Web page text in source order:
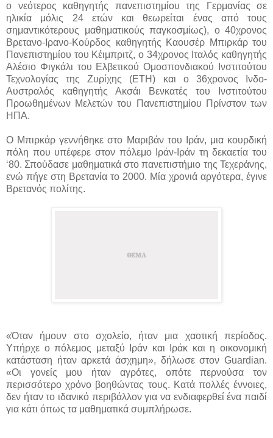
ο νεότερος καθηγητής πανεπιστημίου της Γερμανίας σε
ηλικία μόλις 24 ετών και θεωρείται ένας από τους
σημαντικότερους μαθηματικούς παγκοσμίως), ο 40χρονος
Βρετανο-Ιρανο-Κούρδος καθηγητής Καουσέρ Μπιρκάρ του
Πανεπιστημίου του Κέιμπριτζ, ο 34χρονος Ιταλός καθηγητής
Αλέσιο Φιγκάλι του Ελβετικού Ομοσπονδιακού Ινστιτούτου
Τεχνολογίας της Ζυρίχης (ΕΤΗ) και ο 36χρονος Ινδο-
Αυστραλός καθηγητής Ακσάι Βενκατές του Ινστιτούτου
Προωθημένων Μελετών του Πανεπιστημίου Πρίνστον των
ΗΠΑ.
Ο Μπιρκάρ γεννήθηκε στο Μαριβάν του Ιράν, μια κουρδική
πόλη που υπέφερε στον πόλεμο Ιράν-Ιράν τη δεκαετία του
‘80. Σπούδασε μαθηματικά στο πανεπιστήμιο της Τεχεράνης,
ενώ πήγε στη Βρετανία το 2000. Μία χρονιά αργότερα, έγινε
Βρετανός πολίτης.
«Όταν ήμουν στο σχολείο, ήταν μια χαοτική περίοδος.
Υπήρχε ο πόλεμος μεταξύ Ιράν και Ιράκ και η οικονομική
κατάσταση ήταν αρκετά άσχημη», δήλωσε στον Guardian.
«Οι γονείς μου ήταν αγρότες, οπότε περνούσα τον
περισσότερο χρόνο βοηθώντας τους. Κατά πολλές έννοιες,
δεν ήταν το ιδανικό περιβάλλον για να ενδιαφερθεί ένα παιδί
για κάτι όπως τα μαθηματικά συμπλήρωσε.